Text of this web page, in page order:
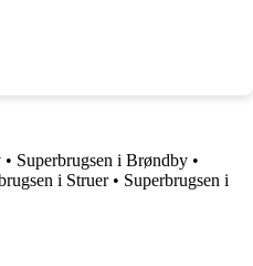
• Superbrugsen i Brøndby •
i Struer• Superbrugsen i